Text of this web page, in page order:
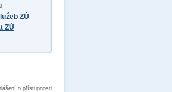
ZÚ
ZÚ
o přístupnosti